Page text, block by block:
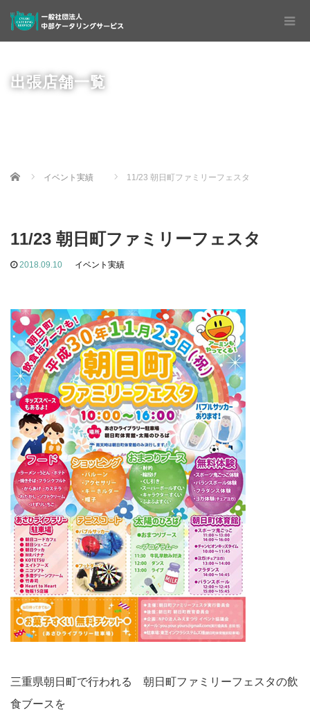
出張店舗一覧
Home イベント実績 11/23 朝日町ファミリーフェスタ
11/23 朝日町ファミリーフェスタ
2018.09.10 イベント実績
三重県朝日町で行われる 朝日町ファミリーフェスタの飲
食ブースを